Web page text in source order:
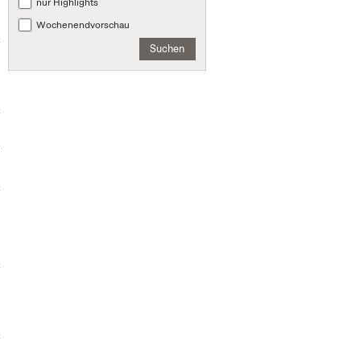
Wochenendvorschau
Suchen